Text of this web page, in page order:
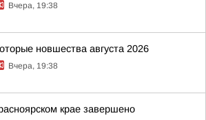
Вчера, 19:38
новшества августа 2026
Вчера, 19:38
крае завершено